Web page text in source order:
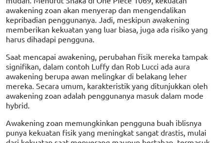
awakening zoan akan menyerap dan mengendalikan
kepribadian penggunanya. Jadi, meskipun awakening
memberikan kekuatan yang luar biasa, juga ada risiko yang
harus dihadapi pengguna.
Saat mencapai awakening, perubahan fisik mereka tampak
signifikan, dalam contoh Luffy dan Rob Lucci ada aura
awakening berupa awan melingkar di belakang leher
mereka. Secara umum, karakteristik yang ditunjukkan oleh
awakening zoan adalah penggunanya masuk dalam mode
hybrid.
Awakening zoan memungkinkan pengguna buah iblisnya
punya kekuatan fisik yang meningkat sangat drastis, mulai